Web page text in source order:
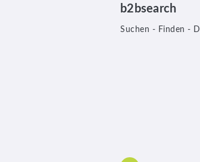
b2bsearch
Suchen - Finden -